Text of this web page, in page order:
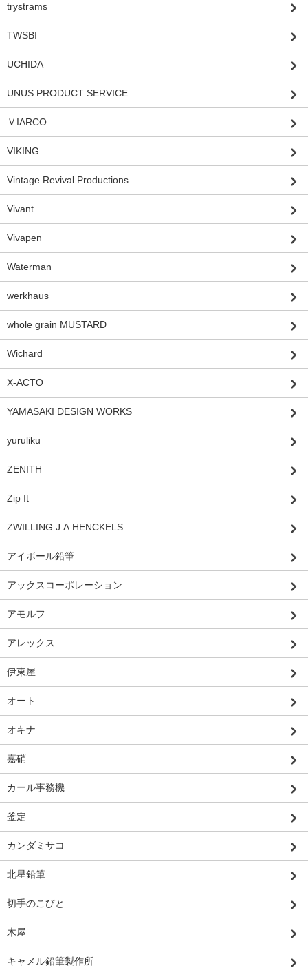
trystrams
TWSBI
UCHIDA
UNUS PRODUCT SERVICE
ＶIARCO
VIKING
Vintage Revival Productions
Vivant
Vivapen
Waterman
werkhaus
whole grain MUSTARD
Wichard
X-ACTO
YAMASAKI DESIGN WORKS
yuruliku
ZENITH
Zip It
ZWILLING J.A.HENCKELS
アイボール鉛筆
アックスコーポレーション
アモルフ
アレックス
伊東屋
オート
オキナ
嘉硝
カール事務機
釜定
カンダミサコ
北星鉛筆
切手のこびと
木屋
キャメル鉛筆製作所